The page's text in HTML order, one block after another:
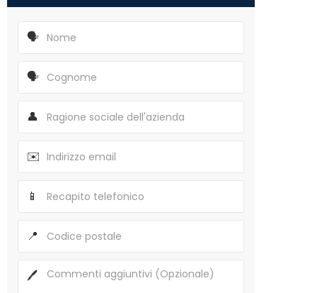
🗣️
🗣️
👤
✉️
📱
📍
🖊